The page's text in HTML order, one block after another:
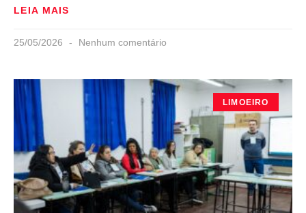
LEIA MAIS
25/05/2026 Nenhum comentário
LIMOEIRO